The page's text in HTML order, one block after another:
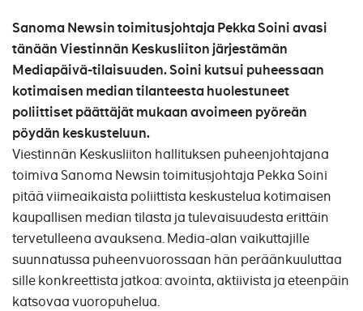
Sanoma Newsin toimitusjohtaja Pekka Soini avasi
tänään Viestinnän Keskusliiton järjestämän
Mediapäivä-tilaisuuden. Soini kutsui puheessaan
kotimaisen median tilanteesta huolestuneet
poliittiset päättäjät mukaan avoimeen pyöreän
pöydän keskusteluun.
Viestinnän Keskusliiton hallituksen puheenjohtajana
toimiva Sanoma Newsin toimitusjohtaja Pekka Soini
pitää viimeaikaista poliittista keskustelua kotimaisen
kaupallisen median tilasta ja tulevaisuudesta erittäin
tervetulleena avauksena. Media-alan vaikuttajille
suunnatussa puheenvuorossaan hän peräänkuuluttaa
sille konkreettista jatkoa: avointa, aktiivista ja eteenpäin
katsovaa vuoropuhelua.